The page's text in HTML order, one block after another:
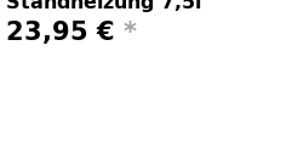
23,95 € *